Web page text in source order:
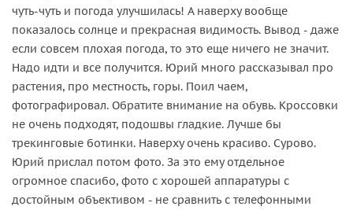
чуть-чуть и погода улучшилась! А наверху вообще
показалось солнце и прекрасная видимость. Вывод - даже
если совсем плохая погода, то это еще ничего не значит.
Надо идти и все получится. Юрий много рассказывал про
растения, про местность, горы. Поил чаем,
фотографировал. Обратите внимание на обувь. Кроссовки
не очень подходят, подошвы гладкие. Лучше бы
трекинговые ботинки. Наверху очень красиво. Сурово.
Юрий прислал потом фото. За это ему отдельное
огромное спасибо, фото с хорошей аппаратуры с
достойным объективом - не сравнить с телефонными